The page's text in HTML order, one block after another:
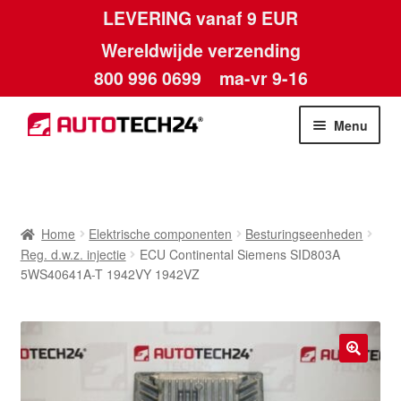
LEVERING vanaf 9 EUR
Wereldwijde verzending
800 996 0699 ma-vr 9-16
Ga
door
Ga
naar
Menu
Algemene voorwaarden
Betalingen
Contact
Home Elektrische componenten
Besturingseenheden
Reg. d.w.z. injectie
ECU Continental Siemens SID803A
5WS40641A-T 1942VY 1942VZ